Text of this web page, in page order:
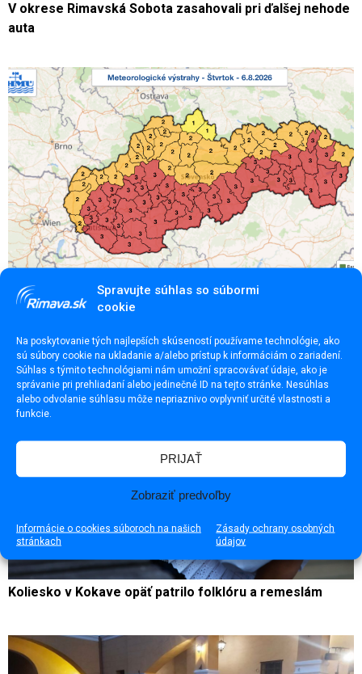
Spravujte súhlas so súbormi
cookie
Na poskytovanie tých najlepších skúseností používame technológie, ako
sú súbory cookie na ukladanie a/alebo prístup k informáciám o zariadení.
Súhlas s týmito technológiami nám umožní spracovávať údaje, ako je
správanie pri prehliadaní alebo jedinečné ID na tejto stránke. Nesúhlas
alebo odvolanie súhlasu môže nepriaznivo ovplyvniť určité vlastnosti a
funkcie.
PRIJAŤ
Zobraziť predvoľby
Informácie o cookies súboroch na našich
stránkach
Zásady ochrany osobných
údajov
V okrese Rimavská Sobota zasahovali pri ďalšej nehode
auta
Rekordné horúčavy v okrese Rimavská Sobota
Koliesko v Kokave opäť patrilo folklóru a remeslám